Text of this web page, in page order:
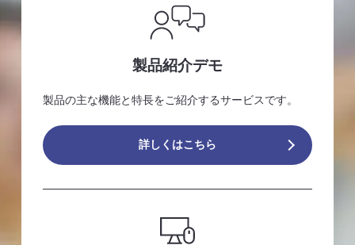
製品紹介デモ
製品の主な機能と特長をご紹介するサービスです。
詳しくはこちら